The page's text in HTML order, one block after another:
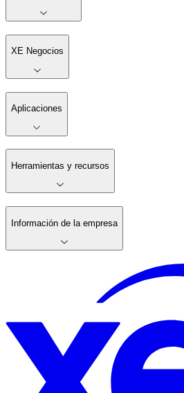
XE Negocios
Aplicaciones
Herramientas y recursos
Información de la empresa